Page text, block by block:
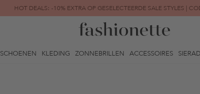
HOT DEALS: -10% EXTRA OP GESELECTEERDE SALE STYLES |
FINAL SALE | TOT -80% GEREDUCEERD
SCHOENEN KLEDING ZONNEBRILLEN ACCESSOIRES